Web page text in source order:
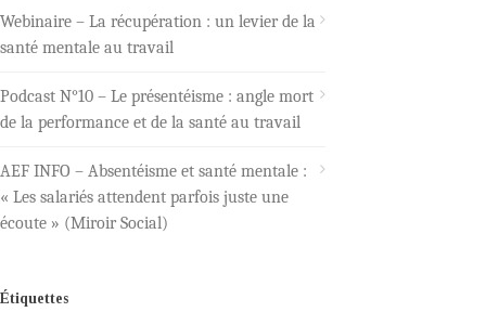
Webinaire – La récupération : un levier de la
santé mentale au travail
Podcast N°10 – Le présentéisme : angle mort
de la performance et de la santé au travail
AEF INFO – Absentéisme et santé mentale :
« Les salariés attendent parfois juste une
écoute » (Miroir Social)
Étiquettes